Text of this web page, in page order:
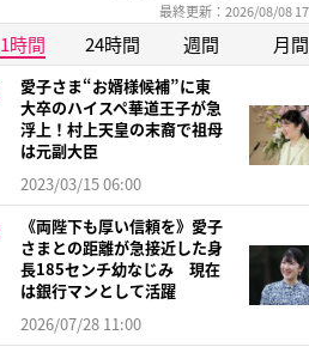
最終更新：2026/08/08
1時間 24時間 週間 月間
愛子さま“お婿様候補”に東
大卒のハイスペ華道王子が急
浮上！村上天皇の末裔で祖母
は元副大臣
2023/03/15 06:00
《両陛下も厚い信頼を》愛子
さまとの距離が急接近した身
長185センチ幼なじみ 現在
は銀行マンとして活躍
2026/07/28 11:00